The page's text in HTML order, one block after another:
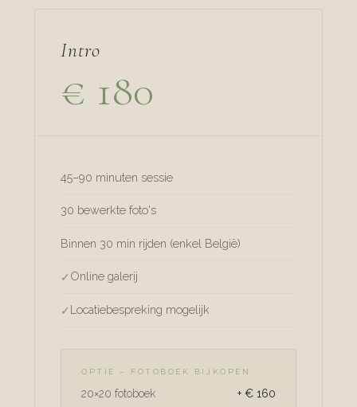
Intro
€ 180
45–90 minuten sessie
30 bewerkte foto's
Binnen 30 min rijden (enkel België)
Online galerij
Locatiebespreking mogelijk
OPTIE – FOTOBOEK BIJKOPEN
20×20 fotoboek + € 160